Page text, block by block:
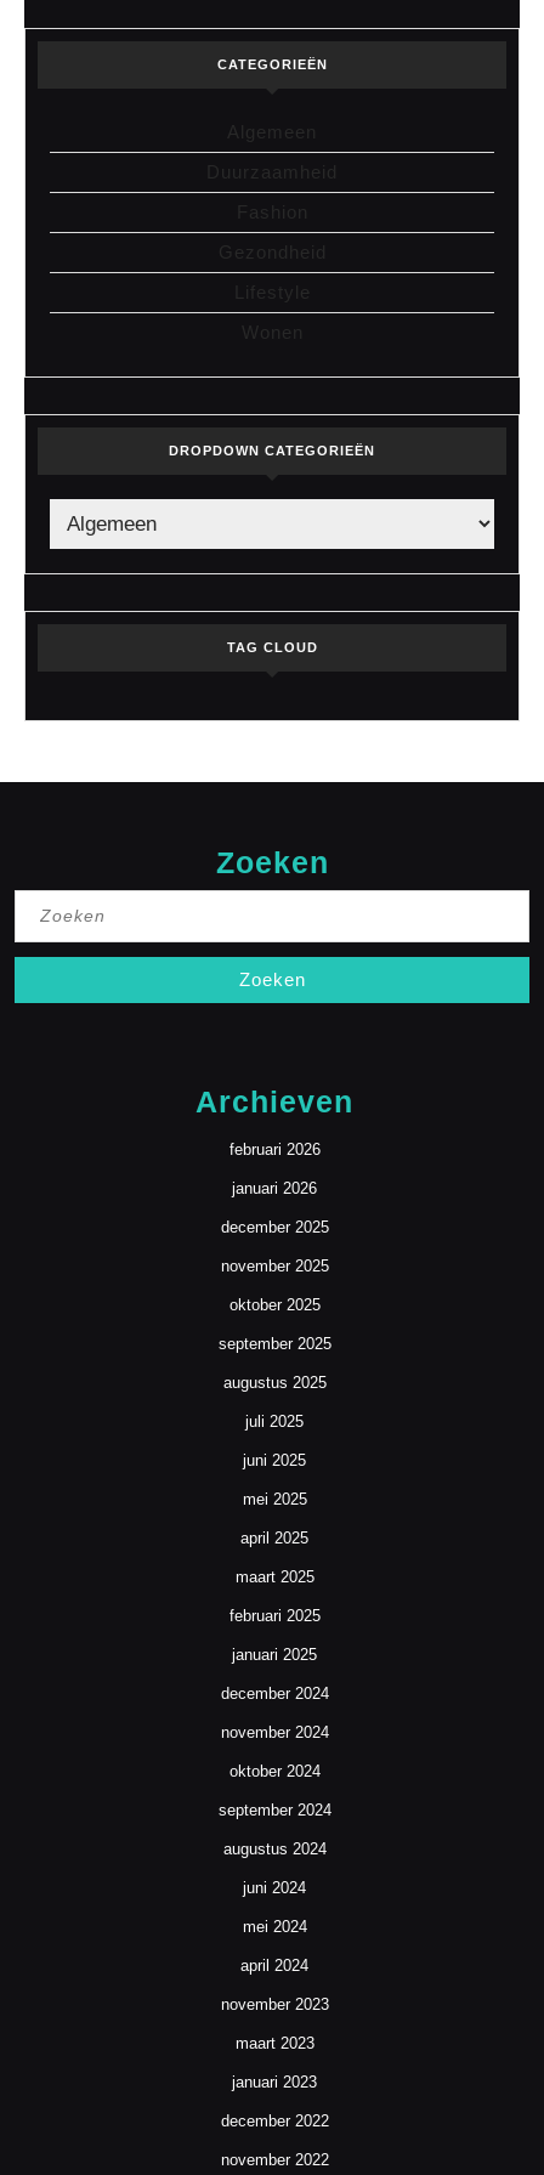
CATEGORIEËN
Algemeen
Duurzaamheid
Fashion
Gezondheid
Lifestyle
Wonen
DROPDOWN CATEGORIEËN
TAG CLOUD
Zoeken
naar:
Archieven
februari 2026
januari 2026
december 2025
november 2025
oktober 2025
september 2025
augustus 2025
juli 2025
juni 2025
mei 2025
april 2025
maart 2025
februari 2025
januari 2025
december 2024
november 2024
oktober 2024
september 2024
augustus 2024
juni 2024
mei 2024
april 2024
november 2023
maart 2023
januari 2023
december 2022
november 2022